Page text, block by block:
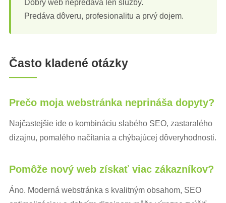
Dobrý web nepredáva len služby.
Predáva dôveru, profesionalitu a prvý dojem.
Často kladené otázky
Prečo moja webstránka neprináša dopyty?
Najčastejšie ide o kombináciu slabého SEO, zastaralého
dizajnu, pomalého načítania a chýbajúcej dôveryhodnosti.
Pomôže nový web získať viac zákazníkov?
Áno. Moderná webstránka s kvalitným obsahom, SEO